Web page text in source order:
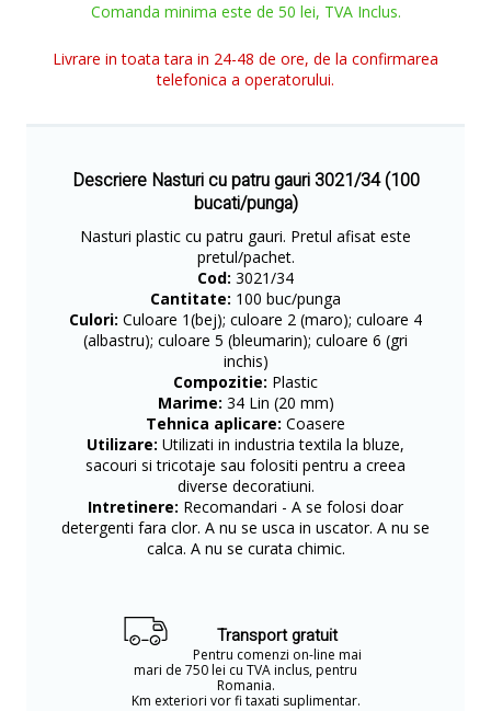
Comanda minima este de 50 lei, TVA Inclus.
Livrare in toata tara in 24-48 de ore, de la confirmarea
telefonica a operatorului.
Descriere Nasturi cu patru gauri 3021/34 (100
bucati/punga)
Nasturi plastic cu patru gauri. Pretul afisat este
pretul/pachet.
Cod: 3021/34
Cantitate: 100 buc/punga
Culori: Culoare 1(bej); culoare 2 (maro); culoare 4
(albastru); culoare 5 (bleumarin); culoare 6 (gri
inchis)
Compozitie: Plastic
Marime: 34 Lin (20 mm)
Tehnica aplicare: Coasere
Utilizare: Utilizati in industria textila la bluze,
sacouri si tricotaje sau folositi pentru a creea
diverse decoratiuni.
Intretinere: Recomandari - A se folosi doar
detergenti fara clor. A nu se usca in uscator. A nu se
calca. A nu se curata chimic.
Transport gratuit
Pentru comenzi on-line mai
mari de 750 lei cu TVA inclus, pentru
Romania.
Km exteriori vor fi taxati suplimentar.